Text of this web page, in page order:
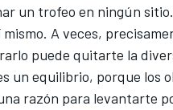
un trofeo en ningún
A veces,
puede quitarte la
un equilibrio, porque los
razón para levantarte